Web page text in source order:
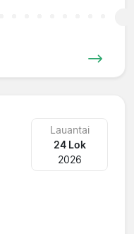
Lauantai
24 Lok
2026